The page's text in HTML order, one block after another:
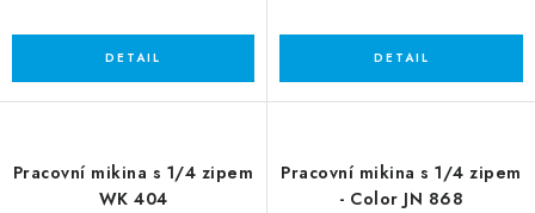
Pracovní mikina s 1/4 zipem
WK 404
Pracovní mikina s 1/4 zipem
- Color JN 868